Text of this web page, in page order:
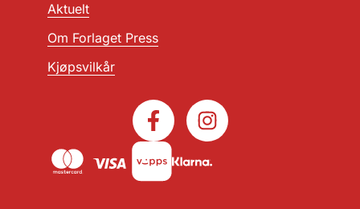
Aktuelt
Om Forlaget Press
Kjøpsvilkår